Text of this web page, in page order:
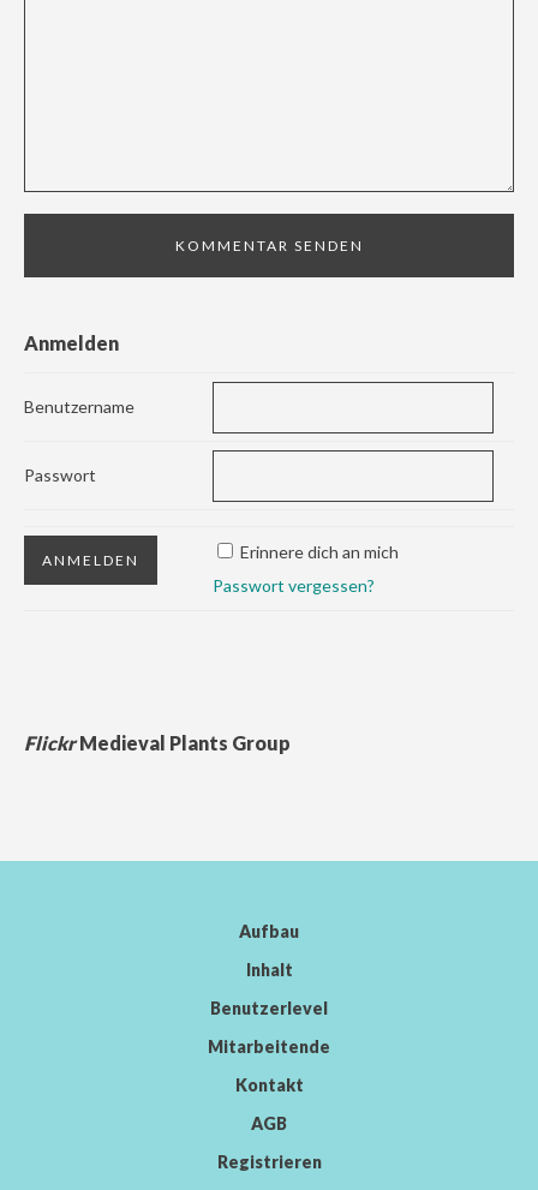
Anmelden
Benutzername
Passwort
Erinnere dich an mich
Passwort vergessen?
FlickrMedieval Plants Group
Aufbau
Inhalt
Benutzerlevel
Mitarbeitende
Kontakt
AGB
Registrieren